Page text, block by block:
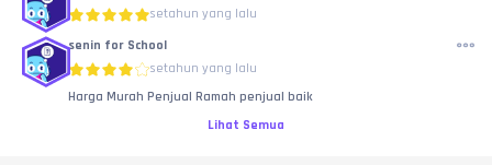
setahun yang lalu
senin for School
setahun yang lalu
Harga Murah Penjual Ramah penjual baik
Lihat Semua